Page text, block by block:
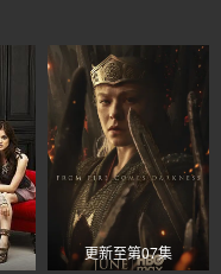
更新至第07集